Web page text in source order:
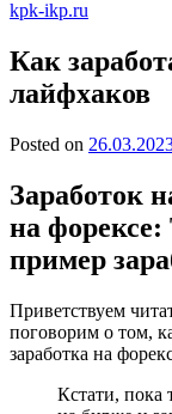
kpk-ikp.ru
Как
лайфхаков
Posted on
Заработок
на
пример
Приветствуем
поговорим о том,
заработка на
Кстати, пока